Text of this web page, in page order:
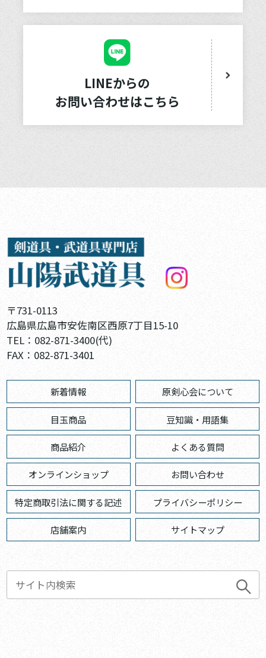
LINEからの
お問い合わせはこちら
〒731-0113
広島県広島市安佐南区西原7丁目15-10
TEL： 082-871-3400(代)
FAX：082-871-3401
新着情報
目玉商品
商品紹介
オンラインショップ
特定商取引法に関する記述
店舗案内
原剣心会について
豆知識・用語集
よくある質問
お問い合わせ
プライバシーポリシー
サイトマップ